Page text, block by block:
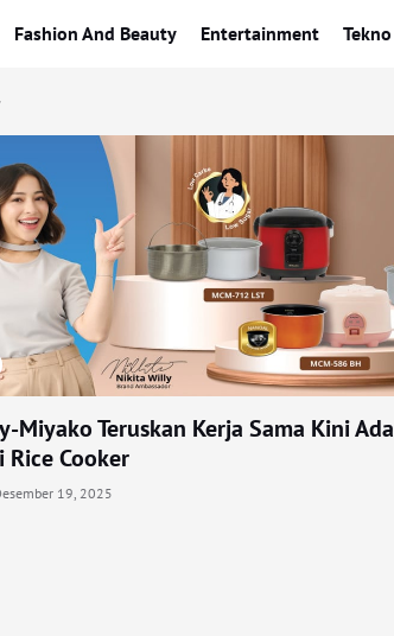
Fashion And Beauty Entertainment Tekno
Miyako Teruskan Kerja Sama Kini Ada
Cooker
19, 2025